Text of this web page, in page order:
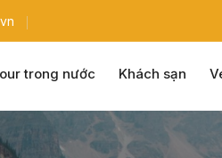
trong nước Khách sạn